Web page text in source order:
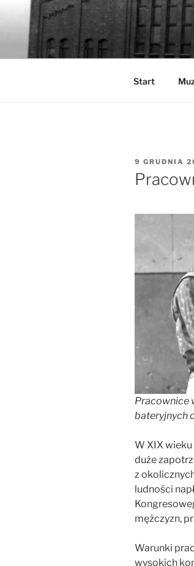
Przejdź
Muzeum
Start
W
9 GRUDNIA
Pracownice
bateryjnych
W XIX
duże
z
ludności
mężczyzn,
Warunki
wysokich